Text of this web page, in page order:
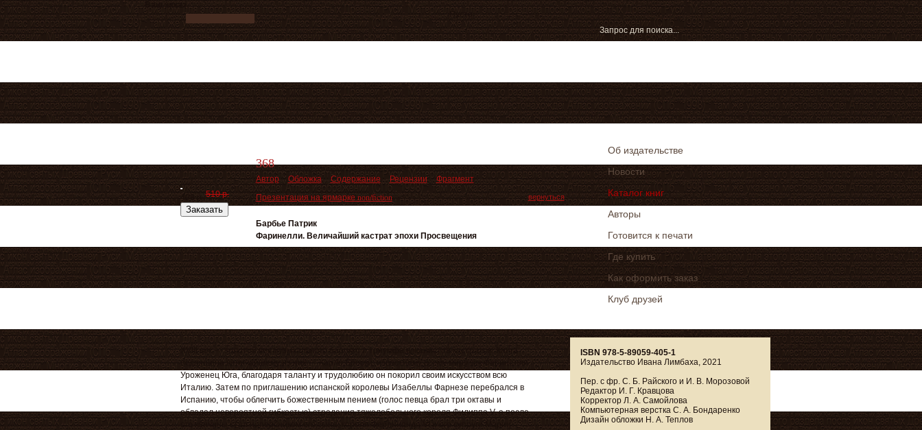
Ваш заказ
Пусто
Об издательстве
Новости
Каталог книг
Авторы
Готовится к печати
Где купить
Как оформить заказ
Клуб друзей
408 р.510 р.
Заказать
368
Автор Обложка Содержание Рецензии
Фрагмент
Презентация на ярмарке non/fiction
вернуться
Барбье Патрик
Фаринелли. Величайший кастрат эпохи Просвещения
XVIII век — золотой век музыкального барокко и триумфа вокалистов-кастратов. Книга
посвящена величайшему из них — Карло Броски, известному всему миру как Фаринелли.
Уроженец Юга, благодаря таланту и трудолюбию он покорил своим искусством всю
Италию. Затем по приглашению испанской королевы Изабеллы Фарнезе перебрался в
Испанию, чтобы облегчить божественным пением (голос певца брал три октавы и
обладал невероятной гибкостью) страдания тяжелобольного короля Филиппа V, а после
его кончины стал наперсником его сына, короля Фердинанда VI и его супруги Марии
ISBN 978-5-89059-405-1
Издательство Ивана Лимбаха, 2021
Пер. с фр. С. Б. Райского и И. В. Морозовой
Редактор И. Г. Кравцова
Корректор Л. А. Самойлова
Компьютерная верстка С. А. Бондаренко
Дизайн обложки Н. А. Теплов